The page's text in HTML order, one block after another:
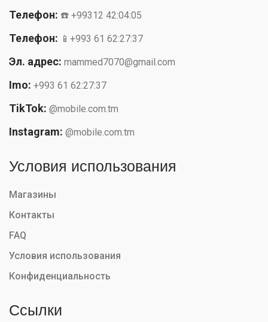
Телефон: ☎️ +99312 42:04:05
Телефон: 📱+993 61 62:27:37
Эл. адрес: mammed7070@gmail.com
Imo: +993 61 62:27:37
TikTok: @mobile.com.tm
Instagram: @mobile.com.tm
Условия использования
Магазины
Контакты
FAQ
Условия использования
Конфиденциальность
Ссылки